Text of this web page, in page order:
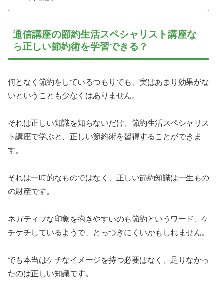
通信講座の節約生活スペシャリスト講座な
ら正しい節約術を学習できる？
何となく節約をしているつもりでも、実はあまり効果がな
いということも少なくはありません。
それは正しい知識を知らないだけ、節約生活スペシャリス
ト講座で学ぶと、正しい節約術を習得することができま
す。
それは一時的なものではなく、正しい節約知識は一生もの
の財産です。
ネガティブな印象を抱きやすいのも節約というワード、ケ
チケチしているようで、とっつきにくいかもしれません。
でも本当はケチなイメージを持つ必要はなく、足りなかっ
たのは正しい知識です。